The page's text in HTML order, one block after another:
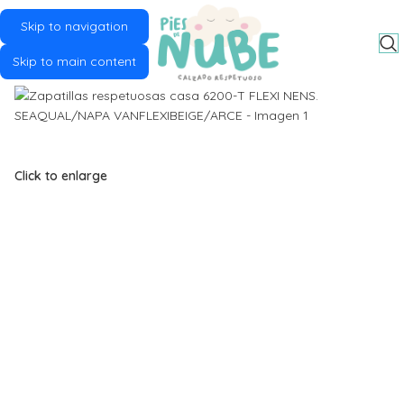
Skip to navigation
Skip to main content
Click to enlarge